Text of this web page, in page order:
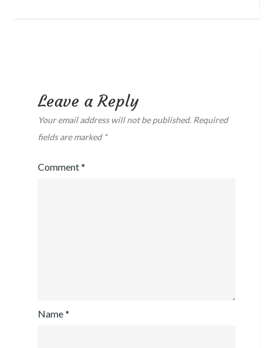
Leave a Reply
Your email address will not be published. Required
fields are marked *
Comment*
Name*